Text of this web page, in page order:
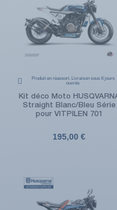
Produit en réassort. Livraison sous 6 jours
ouvrés
Kit déco Moto
Straight Blanc/Bleu Série
pour VITPILEN 701
195,00 €